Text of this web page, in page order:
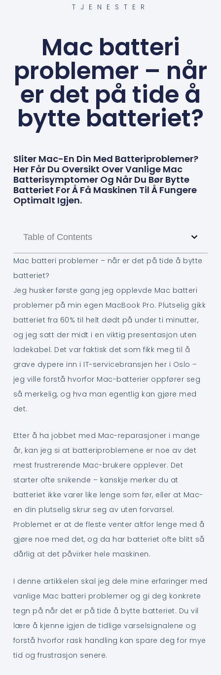
TJENESTER
Mac batteri
problemer – når
er det på tide å
bytte batteriet?
Sliter Mac-En Din Med Batteriproblemer?
Her Får Du Oversikt Over Vanlige Mac
Batterisymptomer Og Når Du Bør Bytte
Batteriet For Å Få Maskinen Til Å Fungere
Optimalt Igjen.
Table of Contents
Mac batteri problemer – når er det på tide å bytte
batteriet?
Jeg husker første gang jeg opplevde Mac batteri
problemer på min egen MacBook Pro. Plutselig gikk
batteriet fra 60% til helt dødt på under ti minutter,
og jeg satt der midt i en viktig presentasjon uten
ladekabel. Det var faktisk det som fikk meg til å
grave dypere inn i IT-servicebransjen her i Oslo –
jeg ville forstå hvorfor Mac-batterier oppfører seg
så merkelig, og hva man egentlig kan gjøre med
det.
Etter å ha jobbet med Mac-reparasjoner i mange
år, kan jeg si at batteriproblemene er noe av det
mest frustrerende Mac-brukere opplever. Det
starter ofte snikende – kanskje merker du at
batteriet ikke varer like lenge som før, eller at Mac-
en din plutselig skrur seg av uten forvarsel.
Problemet er at de fleste venter altfor lenge med å
gjøre noe med det, og da har batteriet ofte blitt så
dårlig at det påvirker hele maskinen.
I denne artikkelen skal jeg dele mine erfaringer med
vanlige Mac batteri problemer og gi deg konkrete
tegn på når det er på tide å bytte batteriet. Du vil
lære å kjenne igjen de tidlige varselsignalene og
forstå hvorfor rask handling kan spare deg for mye
tid og frustrasjon senere.